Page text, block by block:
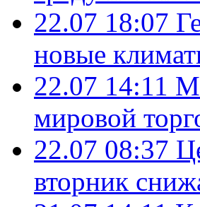
22.07 18:07
новые
22.07 14:11
мировой
22.07 08:37
вторник